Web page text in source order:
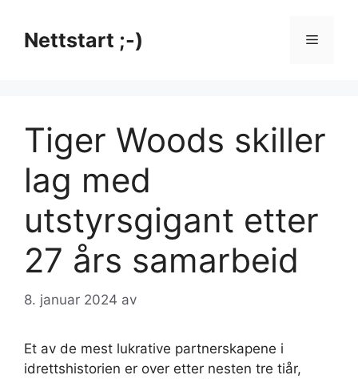
innholdNettstart ;-) Meny
Tiger Woods skiller
lag med
utstyrsgigant etter
27 års samarbeid
8. januar 2024 av
Et av de mest lukrative partnerskapene i
idrettshistorien er over etter nesten tre tiår,